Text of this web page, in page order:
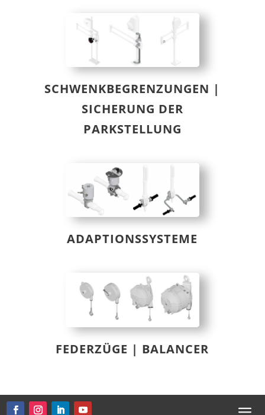
SCHWENKBEGRENZUNGEN |
SICHERUNG DER
PARKSTELLUNG
ADAPTIONSSYSTEME
FEDERZÜGE | BALANCER